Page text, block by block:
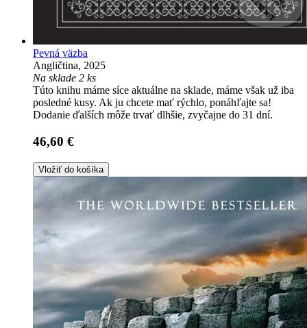
Pevná väzba
Angličtina, 2025
Na sklade 2 ks
Túto knihu máme síce aktuálne na sklade, máme však už iba
posledné kusy. Ak ju chcete mať rýchlo, ponáhľajte sa!
Dodanie ďalších môže trvať dlhšie, zvyčajne do 31 dní.
46,60 €
Vložiť do košíka